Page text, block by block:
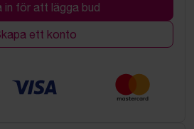
in för att lägga bud
ett konto